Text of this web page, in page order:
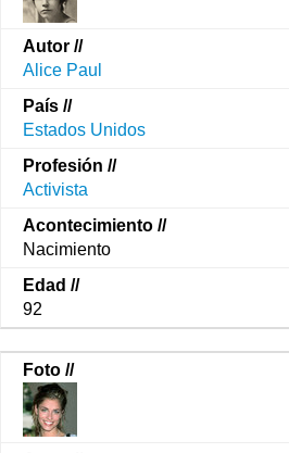
Alice Paul
Estados Unidos
Activista
Nacimiento
92